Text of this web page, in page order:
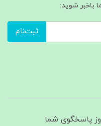
باخبر شوید:
ثبت‌نام
شبانه‌روز پاسخگوی شما